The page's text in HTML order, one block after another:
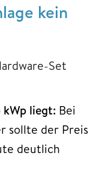
kein
Set
liegt: Bei
sollte der Preis
deutlich